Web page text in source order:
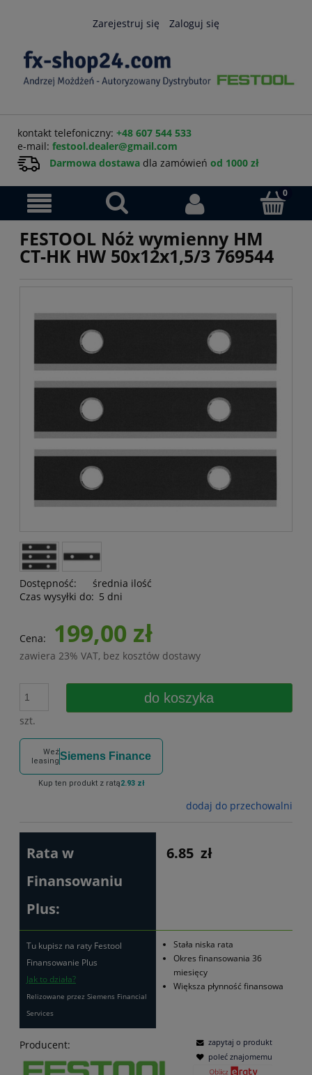
Zarejestruj się Zaloguj się
kontakt telefoniczny: +48 607 544 533
e-mail: festool.dealer@gmail.com
Darmowa dostawa dla zamówień od 1000 zł
FESTOOL Nóż wymienny HM
CT-HK HW 50x12x1,5/3 769544
Dostępność:
średnia ilość
Czas wysyłki do: 5 dni
Cena: 199,00 zł
zawiera 23% VAT, bez kosztów dostawy
szt.
do koszyka
Weź
leasingSiemens Finance
Kup ten produkt z ratą2.93 zł
dodaj do przechowalni
Rata w
Finansowaniu
Plus:
6.85 zł
Tu kupisz na raty Festool
Finansowanie Plus
Jak to działa?
Relizowane przez Siemens Financial
Services
Stała niska rata
Okres finansowania 36
miesięcy
Większa płynność finansowa
Producent:
zapytaj o produkt
poleć znajomemu